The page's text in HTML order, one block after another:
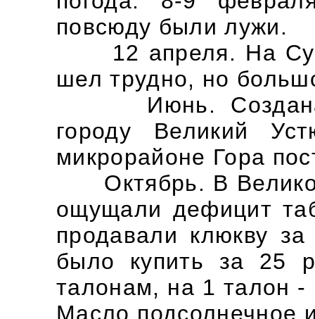
повсюду были лужи.
12 апреля. На
шел трудно, но
Июнь. Создана
городу Великий
микрорайоне Гора
Октябрь. В
ощущали дефицит
продавали клюкву
было купить за 25
талонам, на 1 талон
Масло подсолнечное